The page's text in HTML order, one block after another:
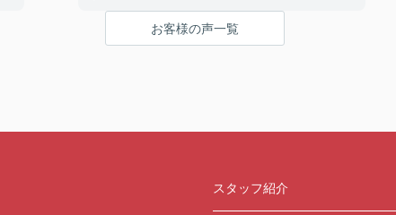
A. とても良い
Q3：物件の決め手となったポイントは？
A. 広さ
お客様の声一覧
スタッフ紹介